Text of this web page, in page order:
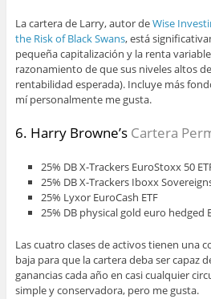
La cartera de Larry, autor deWise
the Risk of Black Swans, está
pequeña capitalización y la renta
razonamiento de que sus niveles altos
rentabilidad esperada). Incluye más
mí personalmente me gusta.
6. Harry Browne’s Cartera
25% DB X-Trackers EuroStoxx 50
25% DB X-Trackers Iboxx
25% Lyxor EuroCash ETF
25% DB physical gold euro hedged
Las cuatro clases de activos tienen una
baja para que la cartera deba ser capaz
ganancias cada año en casi cualquier
simple y conservadora, pero me gusta.